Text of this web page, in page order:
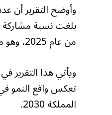
من عام 2025، وهو ما يعكس التطور في بيئة العمل وارتفاع مستوى التمكين الاقتصادي.
ويأتي هذا التقرير
تعكس واقع النمو
المملكة 2030.